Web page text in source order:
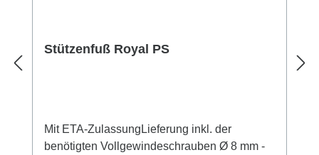
Stützenfuß Royal PS
Mit ETA-ZulassungLieferung inkl. der
benötigten Vollgewindeschrauben Ø 8 mm -